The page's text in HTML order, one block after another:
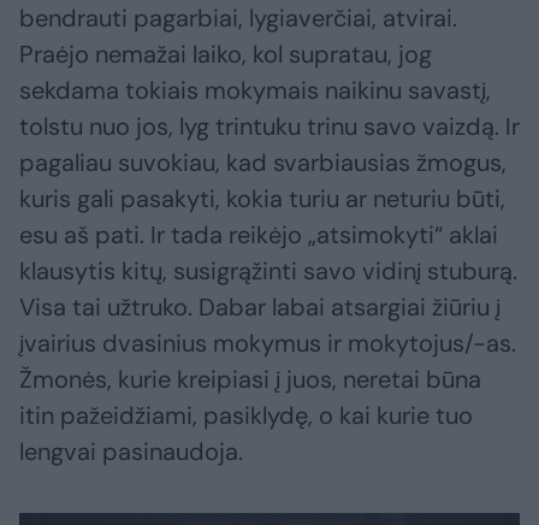
bendrauti pagarbiai, lygiaverčiai, atvirai.
Praėjo nemažai laiko, kol supratau, jog
sekdama tokiais mokymais naikinu savastį,
tolstu nuo jos, lyg trintuku trinu savo vaizdą. Ir
pagaliau suvokiau, kad svarbiausias žmogus,
kuris gali pasakyti, kokia turiu ar neturiu būti,
esu aš pati. Ir tada reikėjo „atsimokyti“ aklai
klausytis kitų, susigrąžinti savo vidinį stuburą.
Visa tai užtruko. Dabar labai atsargiai žiūriu į
įvairius dvasinius mokymus ir mokytojus/-as.
Žmonės, kurie kreipiasi į juos, neretai būna
itin pažeidžiami, pasiklydę, o kai kurie tuo
lengvai pasinaudoja.